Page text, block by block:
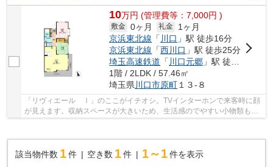
10万円 (管理費等：7,000円 )
敷金 0ヶ月 礼金
1ヶ月
京浜東北線 「 川口 」駅 徒歩16分
京浜東北線 「西川口 」駅 徒歩25分
埼玉高速鉄道 「 川口元郷 」駅 徒歩28分
1階 / 2LDK / 57.46㎡
埼玉県 川口市原町 １３-８
「リヴィエール Ⅰ」のここがイチオシ。TVインターホンで来客時に顔
が見えます。収納スペースが大きいため、生活感のでやすい小物類もす
っきりと隠して収納できる洗面化粧台が付いてい...
該当物件数 1件 空き数 1 件 1～1 件を表示